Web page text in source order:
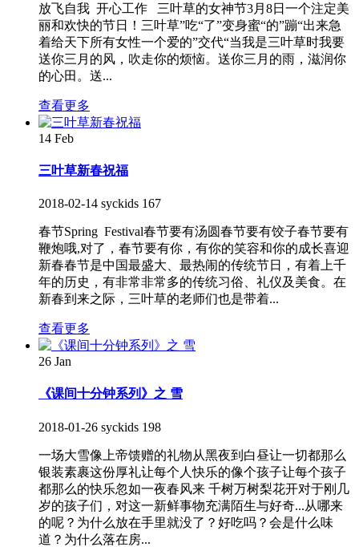
放飞自我 开心工作 三叶草的女神节3月8日一个注定美
丽和欢快的节日！三叶草”吃“了”变身蜜“的”蹦“出来急
着给天下所有女性一个爱的”交代“当我是三叶草时我要
送你三月的风，吹走你的烦恼。送你三月的雨，滋润你
的心田。送...
查看更多
14 Feb
三叶草新春祝福
2018-02-14 syckids 167
春节Spring Festival春节要有汤圆春节要有饺子春节要有
鞭炮哦,对了，春节要有你，有你的笑容和你的成长喜迎
新春春节是中国最盛大、最热闹的传统节日，有着上千
年的历史，有非常非常多的传统习俗、礼仪及美食。在
新春到来之际，三叶草的老师们也是带着...
查看更多
26 Jan
《课间十分钟系列》之 雪
2018-01-26 syckids 198
一场大雪像上帝馈赠的礼物从黑夜到白昼让一切都那么
银装素裹这份厚礼让每个人快乐的像个孩子让每个孩子
都那么的快乐忽如一夜春风来 千树万树梨花开对于刚几
岁的孩子们，对这一新鲜事物充满陌生与好奇...从哪来
的呢？为什么放在手里就没了？好吃吗？会是什么味
道？为什么落在房...